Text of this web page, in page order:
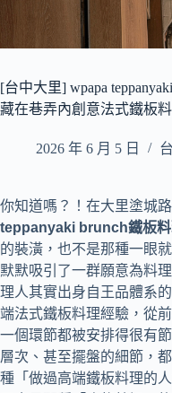
[台中大里] wpapa
藏在巷弄內創意法式鐵板料
2026 年 6 月 5 日
你知道嗎？！在大里塗城
teppanyaki brunch鐵板料
的裝潢，也不是那種一眼
默默吸引了一群願意為料
理人其實出身自王品體系
端法式鐵板料理經驗，從
一個環節都被安排得很有
層次、甚至擺盤的細節，
種「做過高端鐵板料理的